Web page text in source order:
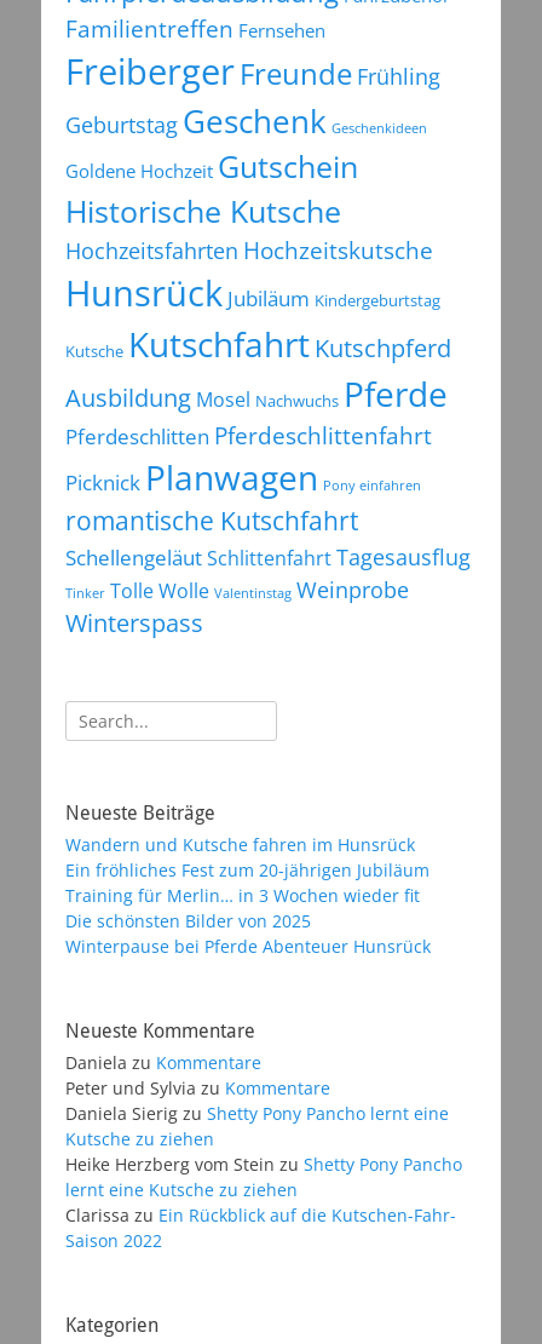
Familientreffen Fernsehen
FreibergerFreunde Frühling
Geburtstag Geschenk Geschenkideen
Goldene Hochzeit Gutschein
Historische Kutsche
Hochzeitsfahrten Hochzeitskutsche
Hunsrück Jubiläum Kindergeburtstag
Kutsche Kutschfahrt Kutschpferd
Ausbildung Mosel Nachwuchs Pferde
Pferdeschlitten Pferdeschlittenfahrt
Picknick Planwagen Pony einfahren
romantische Kutschfahrt
SchellengeläutSchlittenfahrtTagesausflug
Tinker Tolle Wolle Valentinstag Weinprobe
Winterspass
Suchen
nach:
Neueste Beiträge
Wandern und Kutsche fahren im Hunsrück
Ein fröhliches Fest zum 20-jährigen Jubiläum
Training für Merlin… in 3 Wochen wieder fit
Die schönsten Bilder von 2025
Winterpause bei Pferde Abenteuer Hunsrück
Neueste Kommentare
Daniela zu Kommentare
Peter und Sylvia zu Kommentare
Daniela Sierig zu Shetty Pony Pancho lernt eine
Kutsche zu ziehen
Heike Herzberg vom Stein zu Shetty Pony Pancho
lernt eine Kutsche zu ziehen
Clarissa zu Ein Rückblick auf die Kutschen-Fahr-
Saison 2022
Kategorien